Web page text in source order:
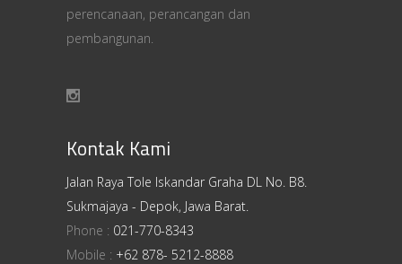
perencanaan, perancangan dan
pembangunan.
Kontak Kami
Jalan Raya Tole Iskandar Graha DL No. B8.
Sukmajaya - Depok, Jawa Barat.
Phone : 021-770-8343
Mobile : +62 878- 5212-8888